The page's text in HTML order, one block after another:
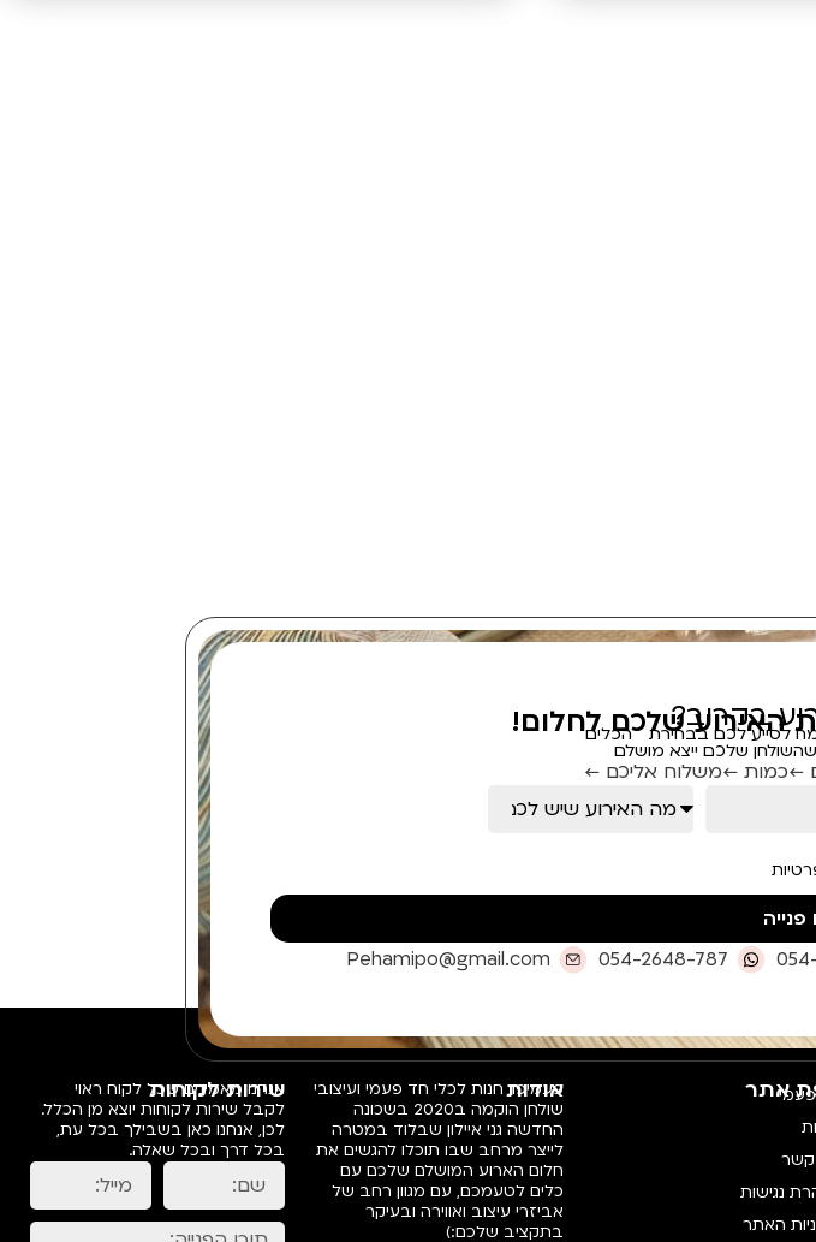
בקרוב?
האירוע שלכם לחלום!
לסייע לכם בבחירת הכלים
שלכם ייצא מושלם
←כמות ←משלוח אליכם ←
054-2648-787
Pehamipo@gmail.com
אתר
קשר
נגישות
האתר
אודות
פעמיפו, חנות לכלי חד פעמי ועיצובי
שולחן הוקמה ב2020 בשכונה
החדשה גני איילון שבלוד במטרה
לייצר מרחב שבו תוכלו להגשים את
חלום הארוע המושלם שלכם עם
כלים לטעמכם, עם מגוון רחב של
אביזרי עיצוב ואווירה ובעיקר
בתקציב שלכם:)
שירות לקוחות
אנחנו מאמינים שכל לקוח ראוי
לקבל שירות לקוחות יוצא מן הכלל.
לכן, אנחנו כאן בשבילך בכל עת,
בכל דרך ובכל שאלה.